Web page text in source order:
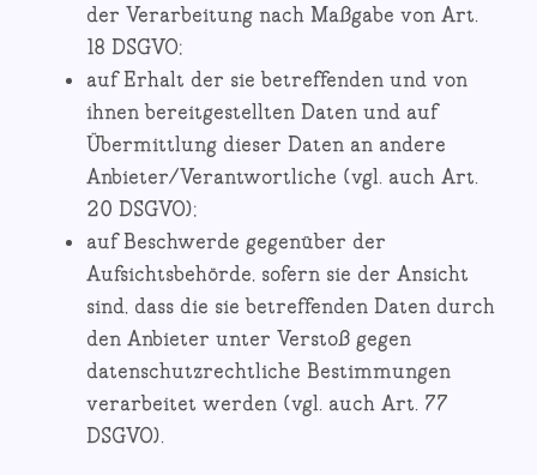
der Verarbeitung nach Maßgabe von Art.
18 DSGVO;
auf Erhalt der sie betreffenden und von
ihnen bereitgestellten Daten und auf
Übermittlung dieser Daten an andere
Anbieter/Verantwortliche (vgl. auch Art.
20 DSGVO);
auf Beschwerde gegenüber der
Aufsichtsbehörde, sofern sie der Ansicht
sind, dass die sie betreffenden Daten durch
den Anbieter unter Verstoß gegen
datenschutzrechtliche Bestimmungen
verarbeitet werden (vgl. auch Art. 77
DSGVO).